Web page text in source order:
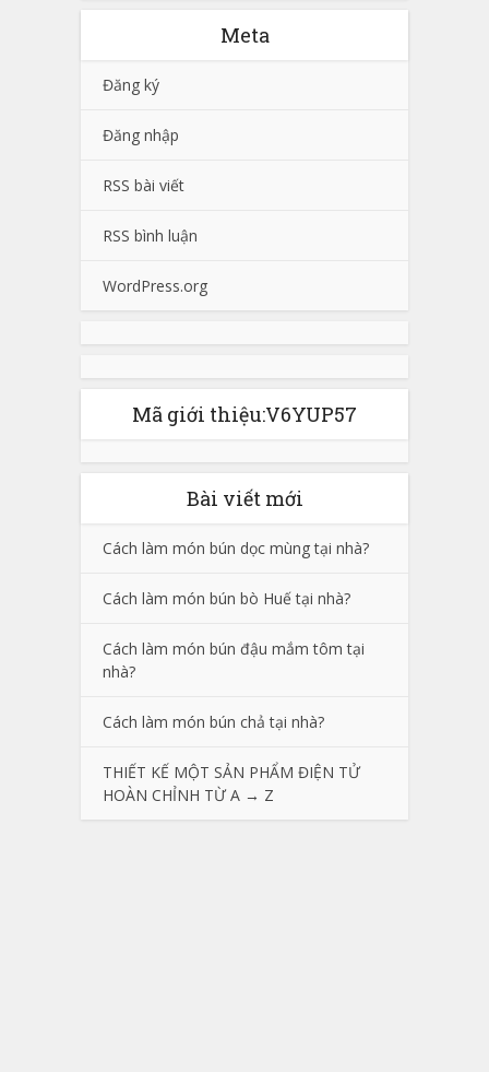
Meta
Đăng ký
Đăng nhập
RSS bài viết
RSS bình luận
WordPress.org
Mã giới thiệu:V6YUP57
Bài viết mới
Cách làm món bún dọc mùng tại nhà?
Cách làm món bún bò Huế tại nhà?
Cách làm món bún đậu mắm tôm tại
nhà?
Cách làm món bún chả tại nhà?
THIẾT KẾ MỘT SẢN PHẨM ĐIỆN TỬ
HOÀN CHỈNH TỪ A → Z